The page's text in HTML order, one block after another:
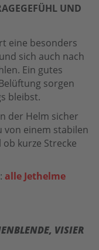
UND
eine besonders
sich auch nach
Ein gutes
sorgen
bleibst.
der Helm sicher
einem stabilen
kurze Strecke
alle Jethelme
VISIER